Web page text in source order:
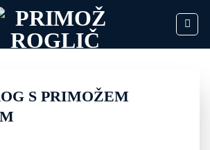
S PRIMOŽEM